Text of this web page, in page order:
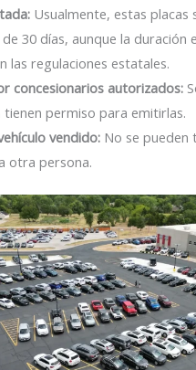
Usualmente, estas placas
30 días, aunque la duración
las regulaciones estatales.
concesionarios autorizados:
tienen permiso para emitirlas.
vendido: No se
otra persona.